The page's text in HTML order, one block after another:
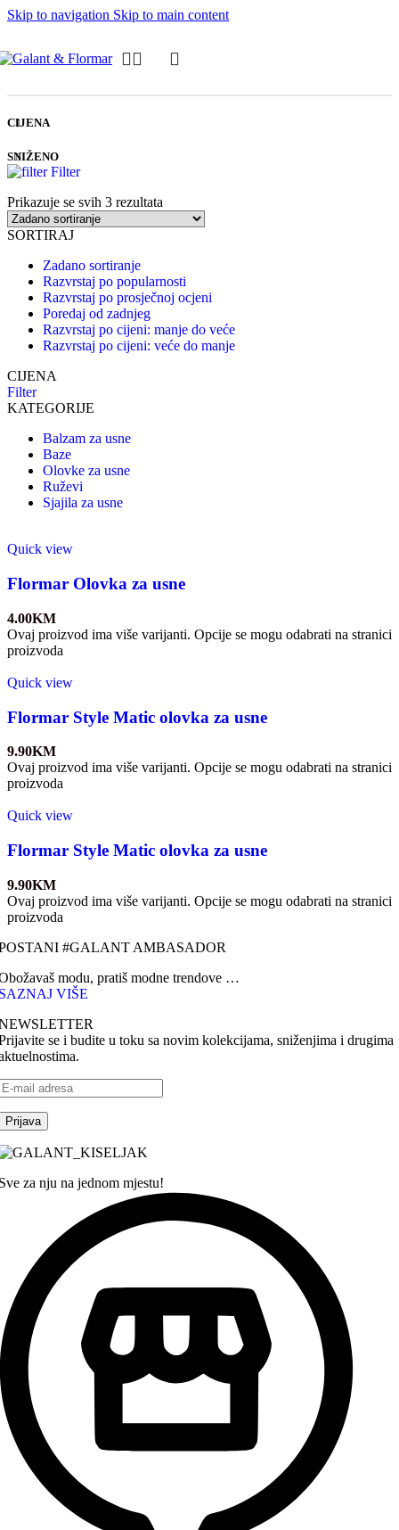
Skip to navigation Skip to main content
CIJENA
SNIŽENO
Filter
Prikazuje se svih 3 rezultata
SORTIRAJ
Zadano sortiranje
Razvrstaj po popularnosti
Razvrstaj po prosječnoj ocjeni
Poredaj od zadnjeg
Razvrstaj po cijeni: manje do veće
Razvrstaj po cijeni: veće do manje
CIJENA
Filter
KATEGORIJE
Balzam za usne
Baze
Olovke za usne
Ruževi
Sjajila za usne
Quick view
Flormar Olovka za usne
4.00KM
Ovaj proizvod ima više varijanti. Opcije se mogu odabrati na stranici
proizvoda
Quick view
Flormar Style Matic olovka za usne
9.90KM
Ovaj proizvod ima više varijanti. Opcije se mogu odabrati na stranici
proizvoda
Quick view
Flormar Style Matic olovka za usne
9.90KM
Ovaj proizvod ima više varijanti. Opcije se mogu odabrati na stranici
proizvoda
#GALANT AMBASADOR
modu, pratiš modne trendove …
VIŠE
se i budite u toku sa novim kolekcijama, sniženjima i drugima
za nju na jednom mjestu!